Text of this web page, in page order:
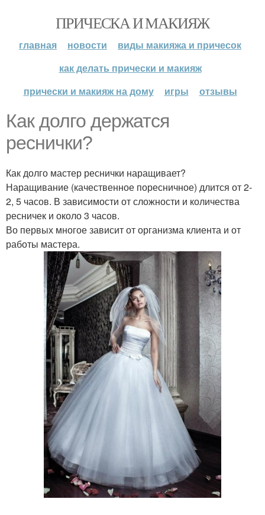
ПРИЧЕСКА И МАКИЯЖ
главная новости
виды макияжа и причесок
как делать прически и макияж
прически и макияж на дому
игры отзывы
Как долго держатся
реснички?
Как долго мастер реснички наращивает?
Наращивание (качественное поресничное) длится от 2-
2, 5 часов. В зависимости от сложности и количества
ресничек и около 3 часов.
Во первых многое зависит от организма клиента и от
работы мастера.